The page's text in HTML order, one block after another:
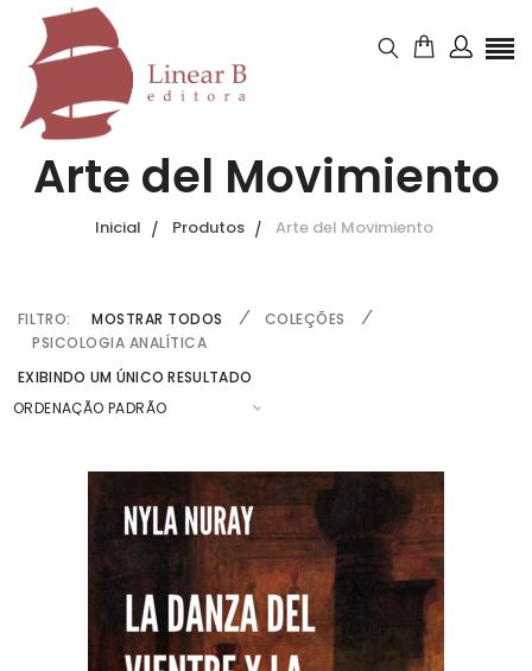
Arte del Movimiento
Inicial Produtos Arte del Movimiento
FILTRO: MOSTRAR TODOS
COLEÇÕES
PSICOLOGIA ANALÍTICA
EXIBINDO UM ÚNICO RESULTADO